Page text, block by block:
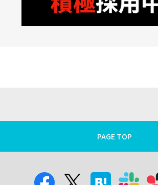
PAGE TOP